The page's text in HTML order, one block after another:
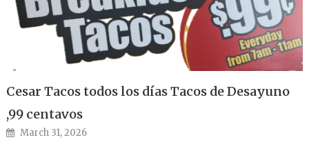
Cesar Tacos todos los días Tacos de Desayuno
,99 centavos
Posted on
March 31, 2026